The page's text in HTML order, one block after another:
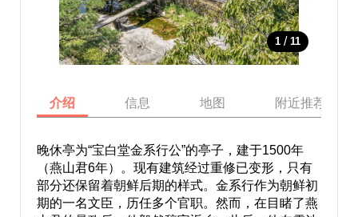
1 / 11
介绍 信息 地图 附近推荐景点
晚休亭为“宝白堂金系行公”的亭子，建于1500年
（燕山君6年）。现有建筑经过重修已变形，只有
部分还保留着朝鲜后期的样式。金系行作为朝鲜初
期的一名文臣，历任多个官职。然而，在目睹了燕